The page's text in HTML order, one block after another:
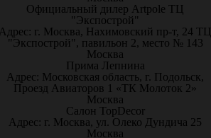
Официальный дилер Artpole ТЦ
"Экспострой"
г. Москва, Нахимовский пр-т, 24 ТЦ
"Экспострой", павильон 2, место № 143
Москва
Прима Лепнина
Адрес: Московская область, г. Подольск,
Проезд Авиаторов 1 «ТК Молоток 2»
Москва
Салон TopDecor
Адрес: г. Москва, ул. Олеко Дундича 25
Москва